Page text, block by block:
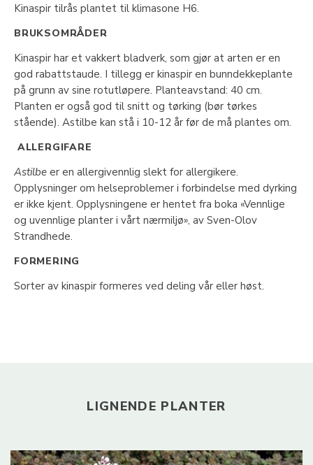
Kinaspir tilrås plantet til klimasone H6.
BRUKSOMRÅDER
Kinaspir har et vakkert bladverk, som gjør at arten er en
god rabattstaude. I tillegg er kinaspir en bunndekkeplante
på grunn av sine rotutløpere. Planteavstand: 40 cm.
Planten er også god til snitt og tørking (bør tørkes
stående). Astilbe kan stå i 10-12 år før de må plantes om.
ALLERGIFARE
Astilbe er en allergivennlig slekt for allergikere.
Opplysninger om helseproblemer i forbindelse med dyrking
er ikke kjent. Opplysningene er hentet fra boka «Vennlige
og uvennlige planter i vårt nærmiljø», av Sven-Olov
Strandhede.
FORMERING
Sorter av kinaspir formeres ved deling vår eller høst.
LIGNENDE PLANTER